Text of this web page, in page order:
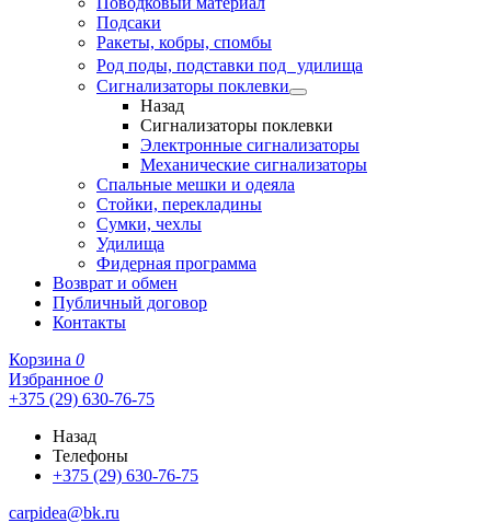
Подсаки
Ракеты, кобры, спомбы
Род поды, подставки под удилища
Сигнализаторы поклевки
Назад
Сигнализаторы поклевки
Электронные сигнализаторы
Механические сигнализаторы
Спальные мешки и одеяла
Стойки, перекладины
Сумки, чехлы
Удилища
Фидерная программа
Возврат и обмен
Публичный договор
Контакты
Корзина 0
Избранное 0
+375 (29) 630-76-75
Назад
Телефоны
+375 (29) 630-76-75
carpidea@bk.ru